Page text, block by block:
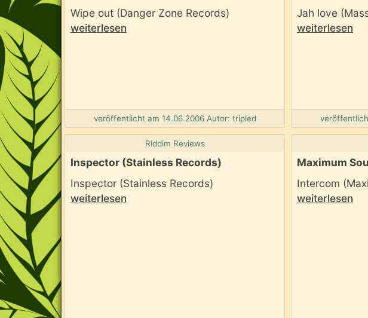
Wipe out (Danger Zone Records)
weiterlesen
veröffentlicht am 14.06.2006 Autor: tripled
Jah love
weiterlesen
Riddim Reviews
Inspector (Stainless Records)
Inspector (Stainless Records)
weiterlesen
Maximum
Intercom
weiterlesen